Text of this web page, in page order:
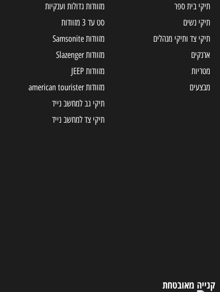
תיקי בית ספר
תיקי נשים
תיקי צד ותיקי מנהלים
ארנקים
מטריות
מבצעים
מזוודות גדולות וענקיות
סט עד 3 מזוודות
מזוודות Samsonite
מזוודות Slazenger
מזוודות JEEP
מזוודות american tourister
תיקי גב למחשב נייד
תיקי צד למחשב נייד
קנייה מאובטחת